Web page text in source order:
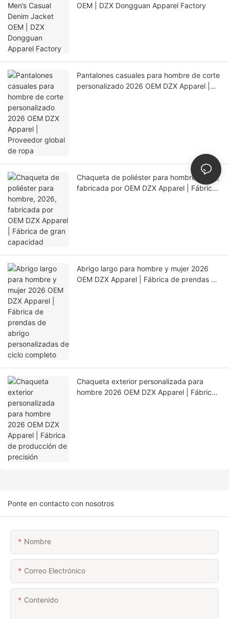
OEM | DZX Dongguan Apparel Factory
Pantalones casuales para hombre de corte
personalizado 2026 OEM DZX Apparel |
Chaqueta de poliéster para hombre, 2026,
fabricada por OEM DZX Apparel | Fábrica
Abrigo largo para hombre y mujer 2026
OEM DZX Apparel | Fábrica de prendas de
Chaqueta exterior personalizada para
hombre 2026 OEM DZX Apparel | Fábrica
Ponte en contacto con nosotros
Nombre
Correo Electrónico
Contenido